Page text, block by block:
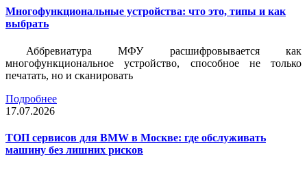
Многофункциональные устройства: что это, типы и как
выбрать
Аббревиатура МФУ расшифровывается как
многофункциональное устройство, способное не только
печатать, но и сканировать
Подробнее
17.07.2026
ТОП сервисов для BMW в Москве: где обслуживать
машину без лишних рисков